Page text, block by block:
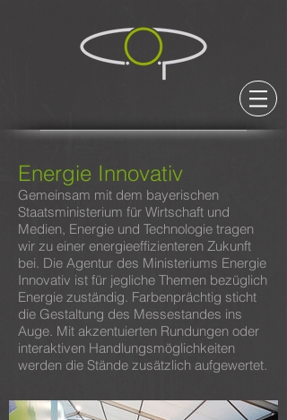
Energie Innovativ
Gemeinsam mit dem bayerischen
Staatsministerium für Wirtschaft und
Medien, Energie und Technologie tragen
wir zu einer energieeffizienteren Zukunft
bei. Die Agentur des Ministeriums Energie
Innovativ ist für jegliche Themen bezüglich
Energie zuständig. Farbenprächtig sticht
die Gestaltung des Messestandes ins
Auge. Mit akzentuierten Rundungen oder
interaktiven Handlungsmöglichkeiten
werden die Stände zusätzlich aufgewertet.